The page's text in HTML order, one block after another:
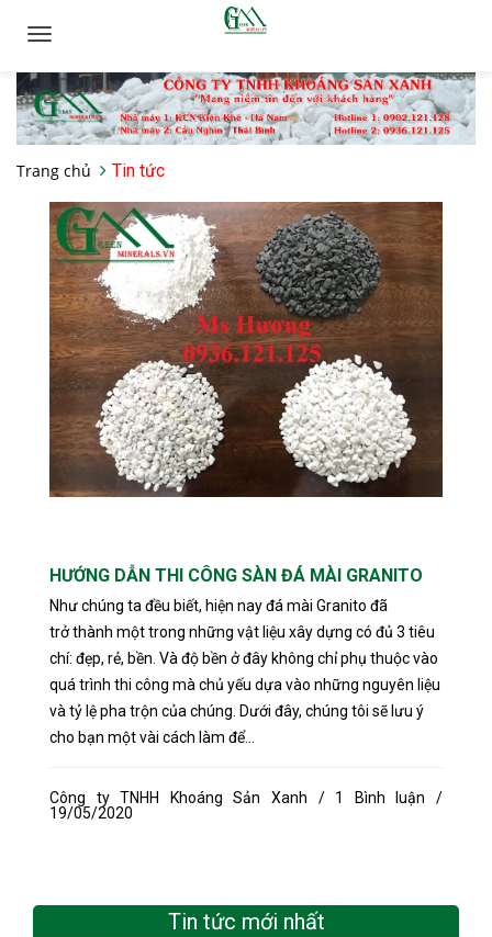
Toggle
Trang chủ Tin tức
HƯỚNG DẪN THI CÔNG SÀN ĐÁ MÀI GRANITO
Như chúng ta đều biết, hiện nay đá mài Granito đã
trở thành một trong những vật liệu xây dựng có đủ 3 tiêu
chí: đẹp, rẻ, bền. Và độ bền ở đây không chỉ phụ thuộc vào
quá trình thi công mà chủ yếu dựa vào những nguyên liệu
và tỷ lệ pha trộn của chúng. Dưới đây, chúng tôi sẽ lưu ý
cho bạn một vài cách làm để...
Công ty TNHH Khoáng Sản Xanh / 1 Bình luận /
19/05/2020
Tin tức mới nhất